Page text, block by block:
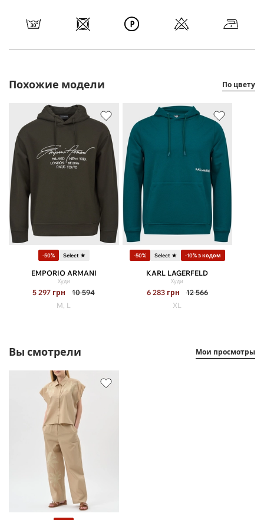
Похожие модели По цвету
-50% Select ★
EMPORIO ARMANI
Худи
5 297 грн
10 594
M, L
-50% Select ★ -10% з кодом
KARL LAGERFELD
Худи
6 283 грн
12 566
XL
Вы смотрели Мои просмотры